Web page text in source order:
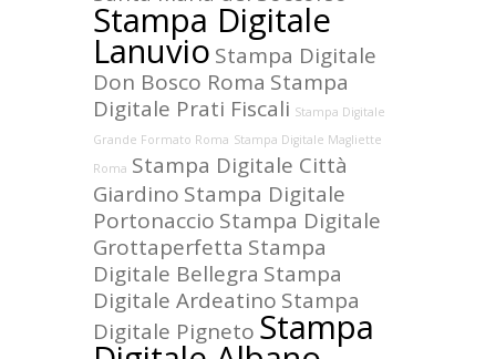
Stampa Digitale
Lanuvio Stampa Digitale
Don Bosco Roma Stampa
Digitale Prati Fiscali Stampa Digitale
Grande Formato Roma Stampa Digitale Magliette
Roma Stampa Digitale Città
Giardino Stampa Digitale
Portonaccio Stampa Digitale
Grottaperfetta Stampa
Digitale Bellegra Stampa
Digitale Ardeatino Stampa
Digitale Pigneto Stampa